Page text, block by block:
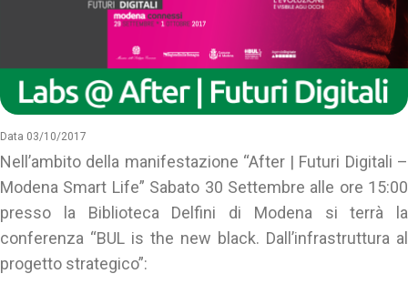
Data 03/10/2017
Nell’ambito della manifestazione “After | Futuri Digitali –
Modena Smart Life” Sabato 30 Settembre alle ore 15:00
presso la Biblioteca Delfini di Modena si terrà la
conferenza “BUL is the new black. Dall’infrastruttura al
progetto strategico”: